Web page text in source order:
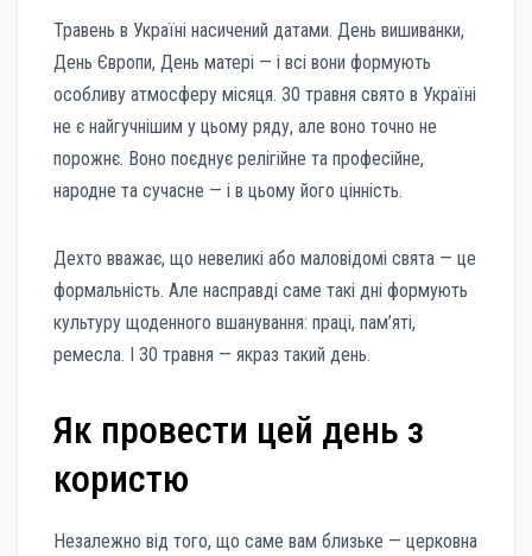
Травень в Україні насичений датами. День вишиванки,
День Європи, День матері — і всі вони формують
особливу атмосферу місяця. 30 травня свято в Україні
не є найгучнішим у цьому ряду, але воно точно не
порожнє. Воно поєднує релігійне та професійне,
народне та сучасне — і в цьому його цінність.
Дехто вважає, що невеликі або маловідомі свята — це
формальність. Але насправді саме такі дні формують
культуру щоденного вшанування: праці, пам’яті,
ремесла. І 30 травня — якраз такий день.
Як провести цей день з
користю
Незалежно від того, що саме вам близьке — церковна